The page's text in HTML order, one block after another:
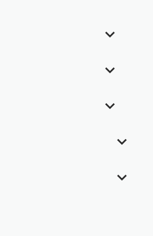
keyboard_arrow_down
keyboard_arrow_down
keyboard_arrow_down
keyboard_arrow_down
keyboard_arrow_down